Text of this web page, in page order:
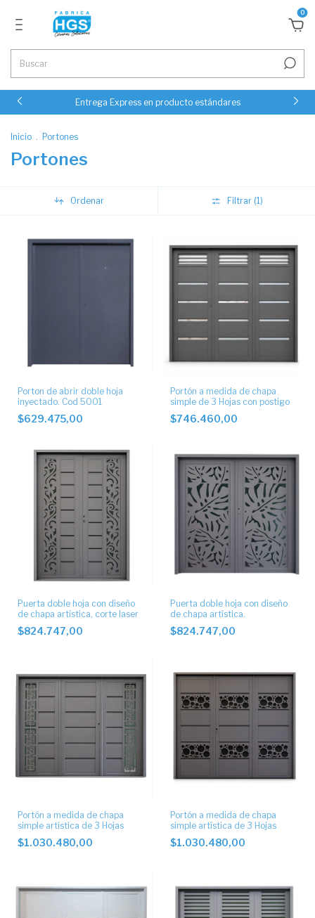
0
Entrega Express en producto estándares
Inicio . Portones
Portones
Ordenar Filtrar (1)
Porton de abrir doble hoja
inyectado. Cod 5001
$629.475,00
Portón a medida de chapa
simple de 3 Hojas con postigo
$746.460,00
Puerta doble hoja con diseño
de chapa artística, corte laser
$824.747,00
Puerta doble hoja con diseño
de chapa artística.
$824.747,00
Portón a medida de chapa
simple artística de 3 Hojas
$1.030.480,00
Portón a medida de chapa
simple artística de 3 Hojas
$1.030.480,00